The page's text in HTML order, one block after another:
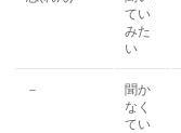
てい
みた
い
－
聞か
なく
てい